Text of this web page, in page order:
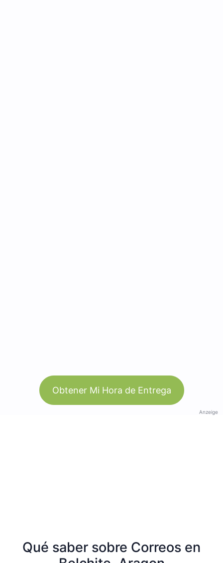
Obtener Mi Hora de Entrega
Anzeige
Qué saber sobre Correos en